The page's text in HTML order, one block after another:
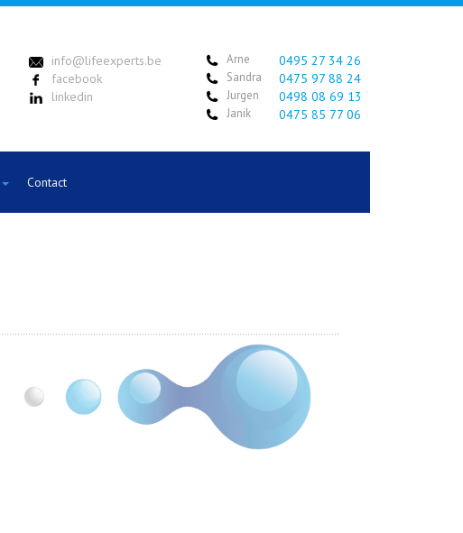
info@lifeexperts.be
facebook
linkedin
Arne 0495 27 34 26
Sandra 0475 97 88 24
Jurgen 0498 08 69 13
Janik 0475 85 77 06
Contact